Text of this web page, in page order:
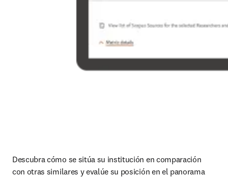
Descubra cómo se sitúa su institución en comparación
con otras similares y evalúe su posición en el panorama